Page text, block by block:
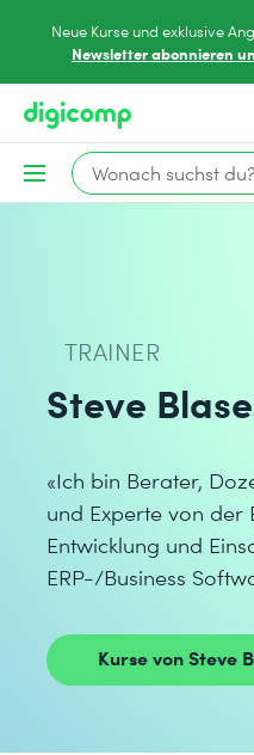
Neue Kurse und exklusive
Newsletter abonnieren
TRAINER
Steve
«Ich bin Berater,
und Experte von der
Entwicklung und
ERP-/Business
Kurse von Steve